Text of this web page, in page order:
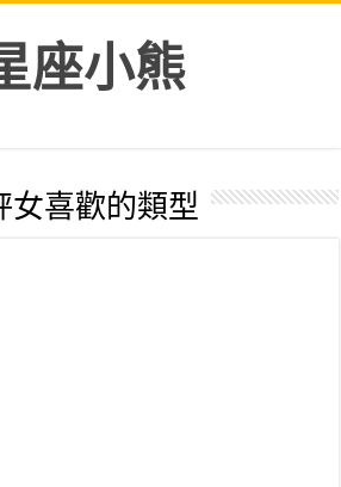
女喜歡的類型